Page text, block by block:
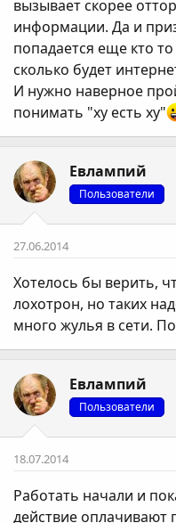
вызывает скорее
информации. Да и
попадается еще кто
сколько будет
И нужно наверное
понимать "ху есть ху"
Евлампий
Пользователи
27.06.2014
Хотелось бы верить,
лохотрон, но таких
много жулья в сети.
Евлампий
Пользователи
18.07.2014
Работать начали и
действие оплачивают